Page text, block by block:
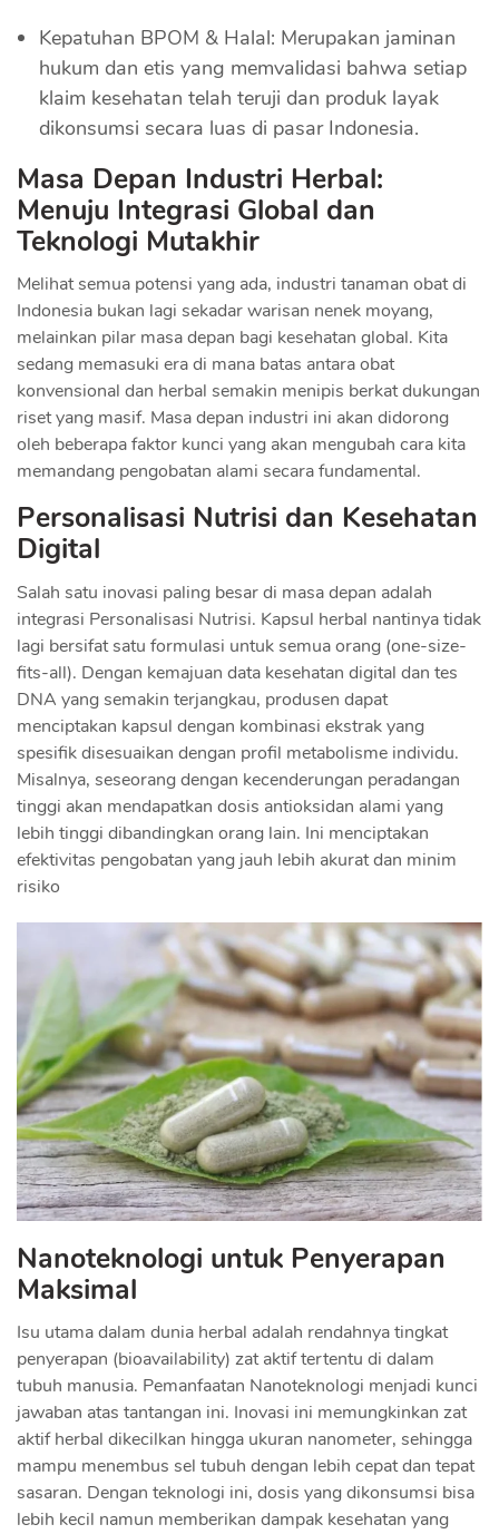
Kepatuhan BPOM & Halal: Merupakan jaminan
hukum dan etis yang memvalidasi bahwa setiap
klaim kesehatan telah teruji dan produk layak
dikonsumsi secara luas di pasar Indonesia.
Masa Depan Industri Herbal:
Menuju Integrasi Global dan
Teknologi Mutakhir
Melihat semua potensi yang ada, industri tanaman obat di
Indonesia bukan lagi sekadar warisan nenek moyang,
melainkan pilar masa depan bagi kesehatan global. Kita
sedang memasuki era di mana batas antara obat
konvensional dan herbal semakin menipis berkat dukungan
riset yang masif. Masa depan industri ini akan didorong
oleh beberapa faktor kunci yang akan mengubah cara kita
memandang pengobatan alami secara fundamental.
Personalisasi Nutrisi dan Kesehatan
Digital
Salah satu inovasi paling besar di masa depan adalah
integrasi Personalisasi Nutrisi. Kapsul herbal nantinya tidak
lagi bersifat satu formulasi untuk semua orang (one-size-
fits-all). Dengan kemajuan data kesehatan digital dan tes
DNA yang semakin terjangkau, produsen dapat
menciptakan kapsul dengan kombinasi ekstrak yang
spesifik disesuaikan dengan profil metabolisme individu.
Misalnya, seseorang dengan kecenderungan peradangan
tinggi akan mendapatkan dosis antioksidan alami yang
lebih tinggi dibandingkan orang lain. Ini menciptakan
efektivitas pengobatan yang jauh lebih akurat dan minim
risiko
Nanoteknologi untuk Penyerapan
Maksimal
Isu utama dalam dunia herbal adalah rendahnya tingkat
penyerapan (bioavailability) zat aktif tertentu di dalam
tubuh manusia. Pemanfaatan Nanoteknologi menjadi kunci
jawaban atas tantangan ini. Inovasi ini memungkinkan zat
aktif herbal dikecilkan hingga ukuran nanometer, sehingga
mampu menembus sel tubuh dengan lebih cepat dan tepat
sasaran. Dengan teknologi ini, dosis yang dikonsumsi bisa
lebih kecil namun memberikan dampak kesehatan yang